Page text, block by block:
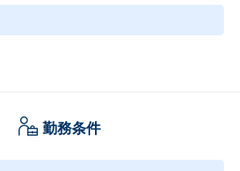
勤務条件